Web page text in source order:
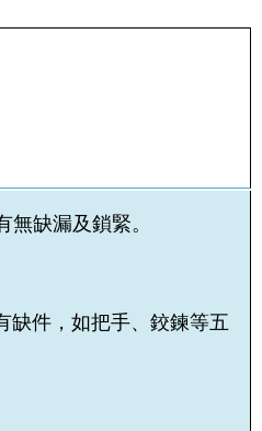
無缺漏及鎖緊。
缺件，如把手、鉸鍊等五